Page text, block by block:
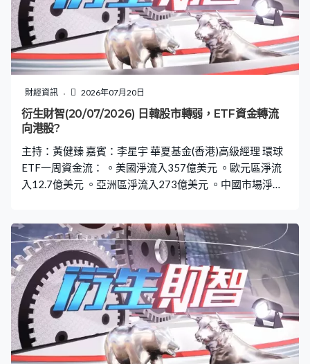
財經資訊 2026年07月20日
衍生財智(20/07/2026) 日韓股市轉弱，ETF資金轉流
向港股?
主持：黃健臻 嘉賓：李星宇 華夏基金(香港)高級經理 環球
ETF一周資金流： 。美國淨流入357億美元 。歐元區淨流
入12.7億美元 。亞洲區淨流入273億美元 。中國市場淨流